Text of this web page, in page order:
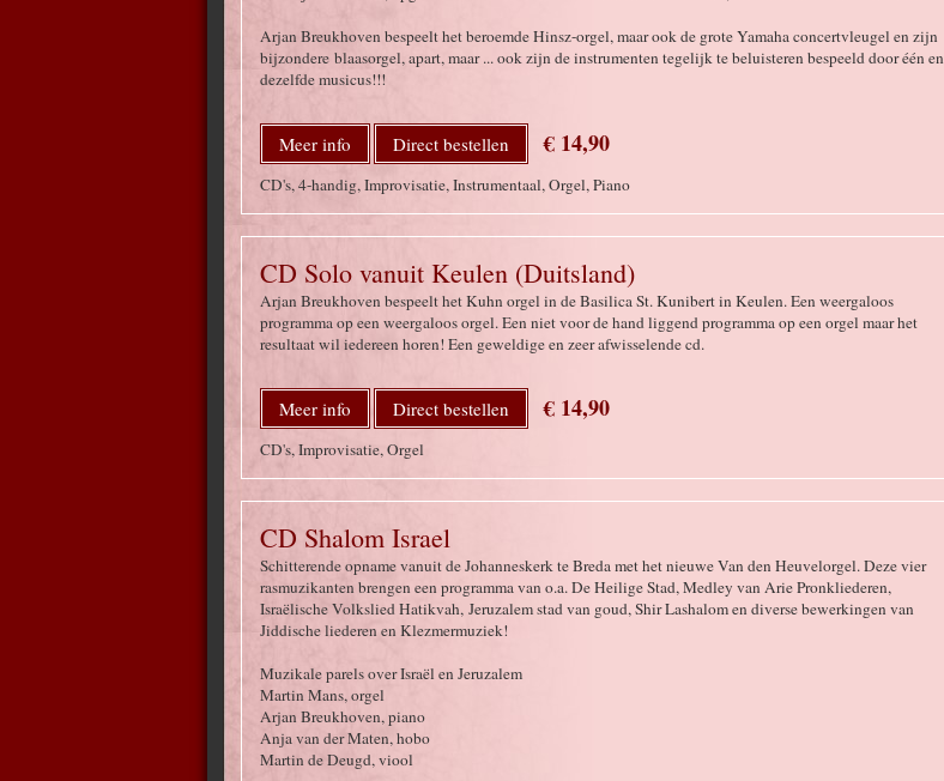
Arjan Breukhoven bespeelt het beroemde Hinsz-orgel, maar ook de grote Yamaha concertvleugel en zijn
bijzondere blaasorgel, apart, maar ... ook zijn de instrumenten tegelijk te beluisteren bespeeld door één en
dezelfde musicus!!!
Meer info Direct bestellen € 14,90
CD's, 4-handig, Improvisatie, Instrumentaal, Orgel, Piano
CD Solo vanuit Keulen (Duitsland)
Arjan Breukhoven bespeelt het Kuhn orgel in de Basilica St. Kunibert in Keulen. Een weergaloos
programma op een weergaloos orgel. Een niet voor de hand liggend programma op een orgel maar het
resultaat wil iedereen horen! Een geweldige en zeer afwisselende cd.
Meer info Direct bestellen € 14,90
CD's, Improvisatie, Orgel
CD Shalom Israel
Schitterende opname vanuit de Johanneskerk te Breda met het nieuwe Van den Heuvelorgel. Deze vier
rasmuzikanten brengen een programma van o.a. De Heilige Stad, Medley van Arie Pronkliederen,
Israëlische Volkslied Hatikvah, Jeruzalem stad van goud, Shir Lashalom en diverse bewerkingen van
Jiddische liederen en Klezmermuziek!
Muzikale parels over Israël en Jeruzalem
Martin Mans, orgel
Arjan Breukhoven, piano
Anja van der Maten, hobo
Martin de Deugd, viool